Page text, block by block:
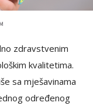
zdravstvenim
kvalitetima.
sa mješavinama
određenog